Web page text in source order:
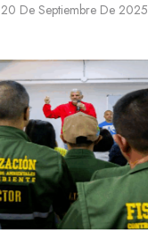
20 De Septiembre De 2025